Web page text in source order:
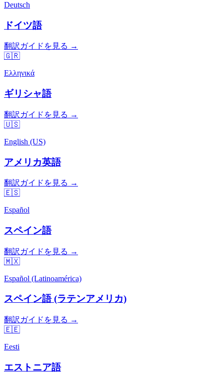
Deutsch
ドイツ語
翻訳ガイドを見る →
🇬🇷
Ελληνικά
ギリシャ語
翻訳ガイドを見る →
🇺🇸
English (US)
アメリカ英語
翻訳ガイドを見る →
🇪🇸
Español
スペイン語
翻訳ガイドを見る →
🇲🇽
Español (Latinoamérica)
スペイン語 (ラテンアメリカ)
翻訳ガイドを見る →
🇪🇪
Eesti
エストニア語